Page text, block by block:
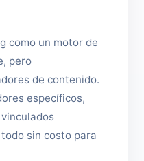
como un motor de
pero
de contenido.
específicos,
sin costo para